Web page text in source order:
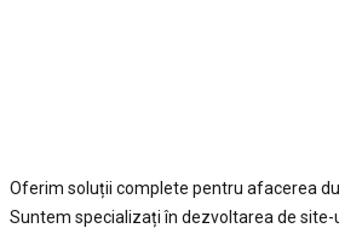
Oferim soluții complete pentru afacerea
Suntem specializați în dezvoltarea de